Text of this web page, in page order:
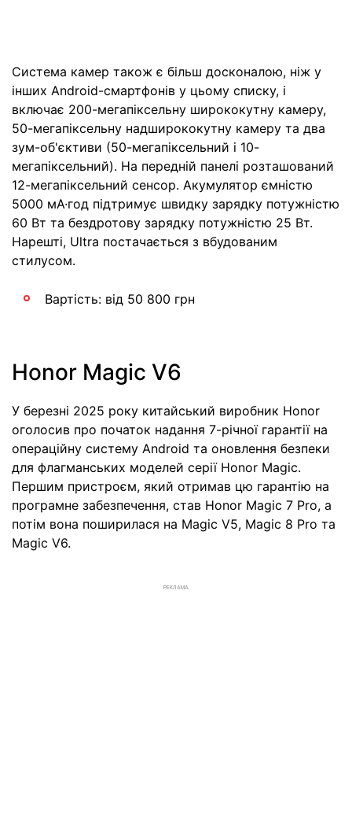
Система камер також є більш досконалою, ніж у
інших Android-смартфонів у цьому списку, і
включає 200-мегапіксельну ширококутну камеру,
50-мегапіксельну надширококутну камеру та два
зум-об'єктиви (50-мегапіксельний і 10-
мегапіксельний). На передній панелі розташований
12-мегапіксельний сенсор. Акумулятор ємністю
5000 мА·год підтримує швидку зарядку потужністю
60 Вт та бездротову зарядку потужністю 25 Вт.
Нарешті, Ultra постачається з вбудованим
стилусом.
Вартість: від 50 800 грн
Honor Magic V6
У березні 2025 року китайський виробник Honor
оголосив про початок надання 7-річної гарантії на
операційну систему Android та оновлення безпеки
для флагманських моделей серії Honor Magic.
Першим пристроєм, який отримав цю гарантію на
програмне забезпечення, став Honor Magic 7 Pro, а
потім вона поширилася на Magic V5, Magic 8 Pro та
Magic V6.
РЕКЛАМА